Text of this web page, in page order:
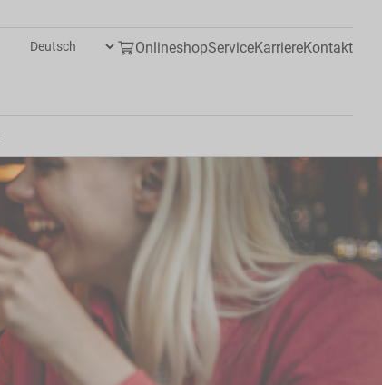
OnlineshopServiceKarriereKontakt